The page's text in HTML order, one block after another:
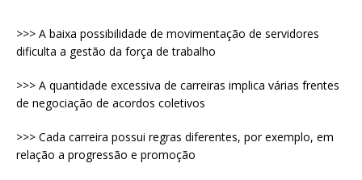
>>> A baixa possibilidade de movimentação de servidores
dificulta a gestão da força de trabalho
>>> A quantidade excessiva de carreiras implica várias frentes
de negociação de acordos coletivos
>>> Cada carreira possui regras diferentes, por exemplo, em
relação a progressão e promoção